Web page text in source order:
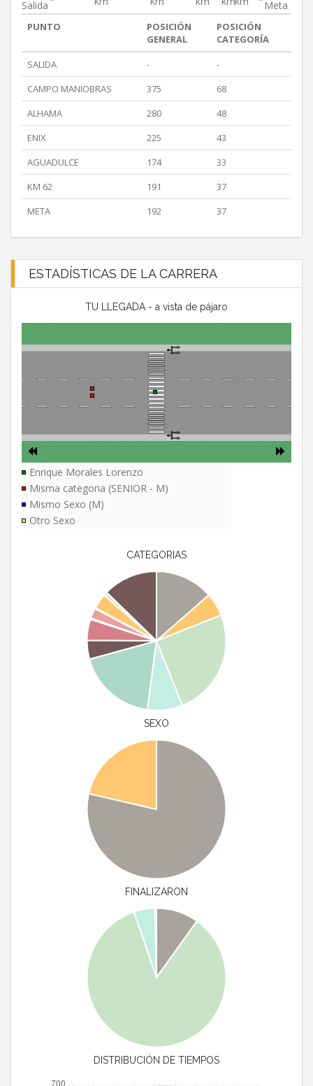
Salida Meta
PUNTO
POSICIÓN
GENERAL
POSICIÓN
CATEGORÍA
SALIDA
-
-
CAMPO MANIOBRAS
375
68
ALHAMA
280
48
ENIX
225
43
AGUADULCE
174
33
KM 62
191
37
META
192 37
ESTADÍSTICAS DE LA CARRERA
TU LLEGADA - a vista de pájaro
Enrique Morales Lorenzo
Misma categoria (SENIOR - M)
Mismo Sexo (M)
Otro Sexo
CATEGORIAS
SEXO
FINALIZARON
DISTRIBUCIÓN DE TIEMPOS